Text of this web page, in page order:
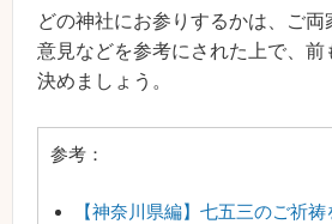
どの神社にお参りするかは、ご
意見などを参考にされた上で、前
決めましょう。
参考：
【神奈川県編】七五三のご祈